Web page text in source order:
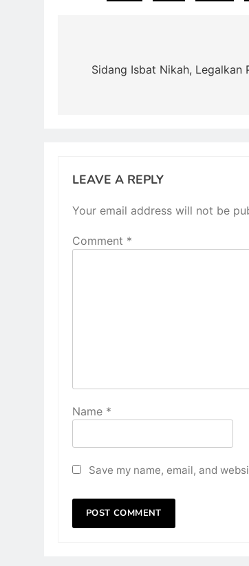
navigation
Sidang Isbat Nikah, Legalkan
LEAVE A REPLY
Your email address will not be
Comment *
Name *
Save my name, email, and